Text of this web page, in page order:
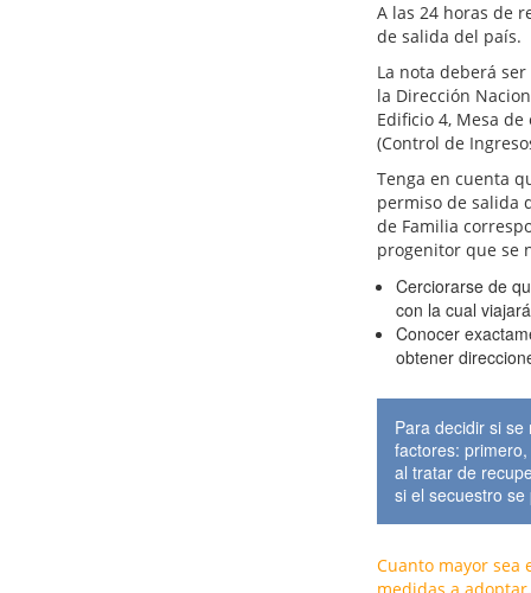
A las 24 horas de
de salida del país.
La nota deberá
la Dirección
Edificio 4, Mesa
(Control de
Tenga en cuenta
permiso de salida
de Familia
progenitor que se
Cerciorarse de
con la cual
Conocer
obtener
Para decidir si
factores:
al tratar de
si el secuestro se
Cuanto mayor sea